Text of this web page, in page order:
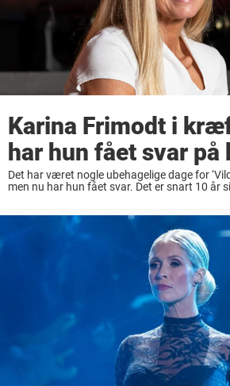
Karina Frimodt i
har hun fået svar på
Det har været nogle ubehagelige dage for
men nu har hun fået svar. Det er snart 10 år